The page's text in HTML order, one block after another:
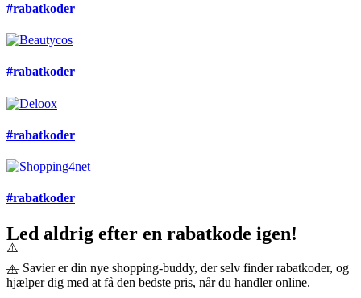
#rabatkoder
#rabatkoder
#rabatkoder
#rabatkoder
Led aldrig efter en rabatkode igen!
— Savier er din nye shopping-buddy, der selv finder rabatkoder, og
hjælper dig med at få den bedste pris, når du handler online.